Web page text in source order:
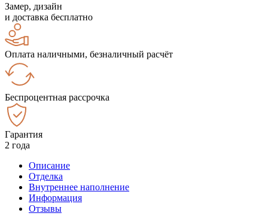
Замер, дизайн
и доставка бесплатно
Оплата наличными, безналичный расчёт
Беспроцентная рассрочка
Гарантия
2 года
Описание
Отделка
Внутреннее наполнение
Информация
Отзывы